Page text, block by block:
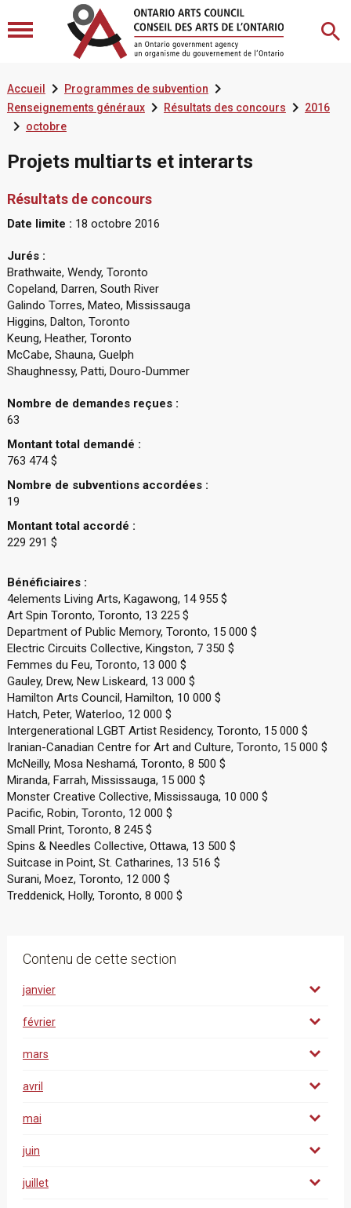
Accueil  Programmes de subvention
Renseignements généraux Résultats des concours 2016
 octobre
Projets multiarts et interarts
Résultats de concours
Date limite : 18 octobre 2016
Jurés :
Brathwaite, Wendy, Toronto
Copeland, Darren, South River
Galindo Torres, Mateo, Mississauga
Higgins, Dalton, Toronto
Keung, Heather, Toronto
McCabe, Shauna, Guelph
Shaughnessy, Patti, Douro-Dummer
Nombre de demandes reçues :
63
Montant total demandé :
763 474 $
Nombre de subventions accordées :
19
Montant total accordé :
229 291 $
Bénéficiaires :
4elements Living Arts, Kagawong, 14 955 $
Art Spin Toronto, Toronto, 13 225 $
Department of Public Memory, Toronto, 15 000 $
Electric Circuits Collective, Kingston, 7 350 $
Femmes du Feu, Toronto, 13 000 $
Gauley, Drew, New Liskeard, 13 000 $
Hamilton Arts Council, Hamilton, 10 000 $
Hatch, Peter, Waterloo, 12 000 $
Intergenerational LGBT Artist Residency, Toronto, 15 000 $
Iranian-Canadian Centre for Art and Culture, Toronto, 15 000 $
McNeilly, Mosa Neshamá, Toronto, 8 500 $
Miranda, Farrah, Mississauga, 15 000 $
Monster Creative Collective, Mississauga, 10 000 $
Pacific, Robin, Toronto, 12 000 $
Small Print, Toronto, 8 245 $
Spins & Needles Collective, Ottawa, 13 500 $
Suitcase in Point, St. Catharines, 13 516 $
Surani, Moez, Toronto, 12 000 $
Treddenick, Holly, Toronto, 8 000 $
Contenu de cette section
janvier
février
mars
avril
mai
juin
juillet